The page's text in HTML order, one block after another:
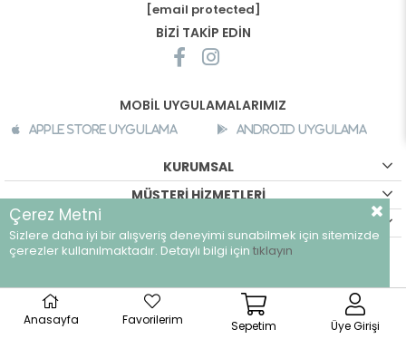
[email protected]
BİZİ TAKİP EDİN
MOBİL UYGULAMALARIMIZ
Apple Store Uygulama Android Uygulama
KURUMSAL
MÜŞTERİ HİZMETLERİ
©breeze.com.tr - Tüm hakları saklıdır.
Anasayfa Favorilerim Sepetim Üye Girişi
Çerez Metni
Sizlere daha iyi bir alışveriş deneyimi sunabilmek için sitemizde
çerezler kullanılmaktadır. Detaylı bilgi için tıklayın